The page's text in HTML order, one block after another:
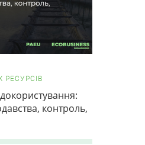
РЕСУРСІВ
контроль,